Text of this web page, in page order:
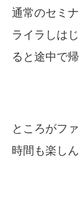
通常のセミ
ライラしは
ると途中で
ところがフ
時間も楽し